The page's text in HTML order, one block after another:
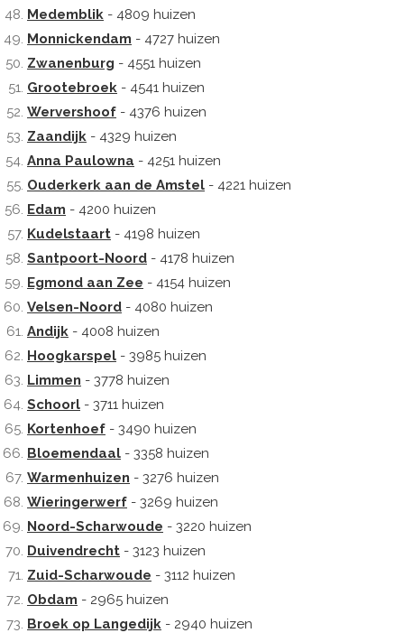
Medemblik - 4809 huizen
Monnickendam - 4727 huizen
Zwanenburg - 4551 huizen
Grootebroek - 4541 huizen
Wervershoof - 4376 huizen
Zaandijk - 4329 huizen
Anna Paulowna - 4251 huizen
Ouderkerk aan de Amstel - 4221 huizen
Edam - 4200 huizen
Kudelstaart - 4198 huizen
Santpoort-Noord - 4178 huizen
Egmond aan Zee - 4154 huizen
Velsen-Noord - 4080 huizen
Andijk - 4008 huizen
Hoogkarspel - 3985 huizen
Limmen - 3778 huizen
Schoorl - 3711 huizen
Kortenhoef - 3490 huizen
Bloemendaal - 3358 huizen
Warmenhuizen - 3276 huizen
Wieringerwerf - 3269 huizen
Noord-Scharwoude - 3220 huizen
Duivendrecht - 3123 huizen
Zuid-Scharwoude - 3112 huizen
Obdam - 2965 huizen
Broek op Langedijk - 2940 huizen